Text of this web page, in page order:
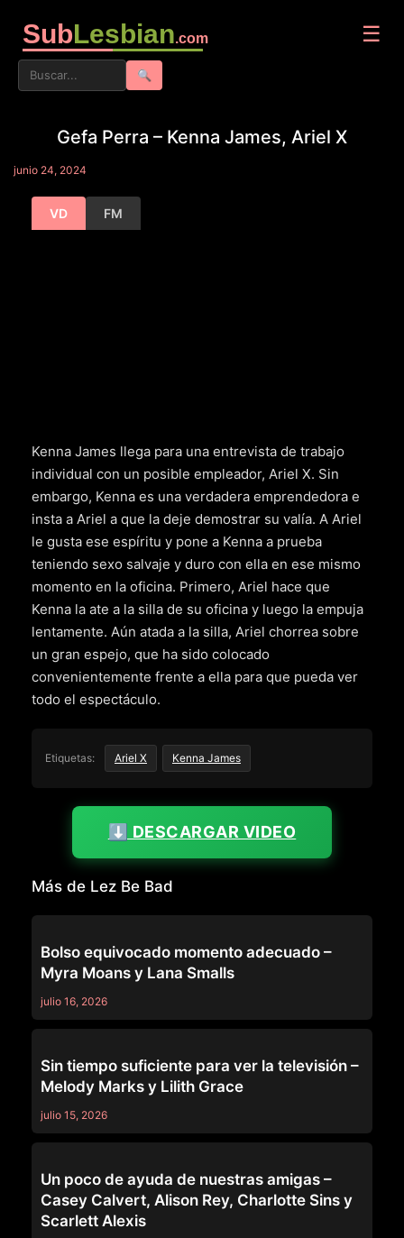
SubLesbian.com ☰
🔍
Gefa Perra – Kenna James, Ariel X
junio 24, 2024
VD FM
Kenna James llega para una entrevista de trabajo
individual con un posible empleador, Ariel X. Sin
embargo, Kenna es una verdadera emprendedora e
insta a Ariel a que la deje demostrar su valía. A Ariel
le gusta ese espíritu y pone a Kenna a prueba
teniendo sexo salvaje y duro con ella en ese mismo
momento en la oficina. Primero, Ariel hace que
Kenna la ate a la silla de su oficina y luego la empuja
lentamente. Aún atada a la silla, Ariel chorrea sobre
un gran espejo, que ha sido colocado
convenientemente frente a ella para que pueda ver
todo el espectáculo.
Etiquetas: Ariel X Kenna James
⬇️ DESCARGAR VIDEO
Más de Lez Be Bad
Bolso equivocado momento adecuado –
Myra Moans y Lana Smalls
julio 16, 2026
Sin tiempo suficiente para ver la televisión –
Melody Marks y Lilith Grace
julio 15, 2026
Un poco de ayuda de nuestras amigas –
Casey Calvert, Alison Rey, Charlotte Sins y
Scarlett Alexis